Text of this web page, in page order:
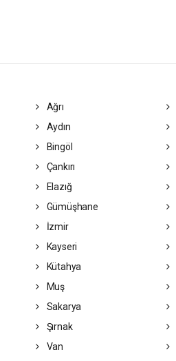
Ağrı
Aydın
Bingöl
Çankırı
Elazığ
Gümüşhane
İzmir
Kayseri
Kütahya
Muş
Sakarya
Şırnak
Van